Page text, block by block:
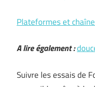
Plateformes et
A lire également :
Suivre les essais de